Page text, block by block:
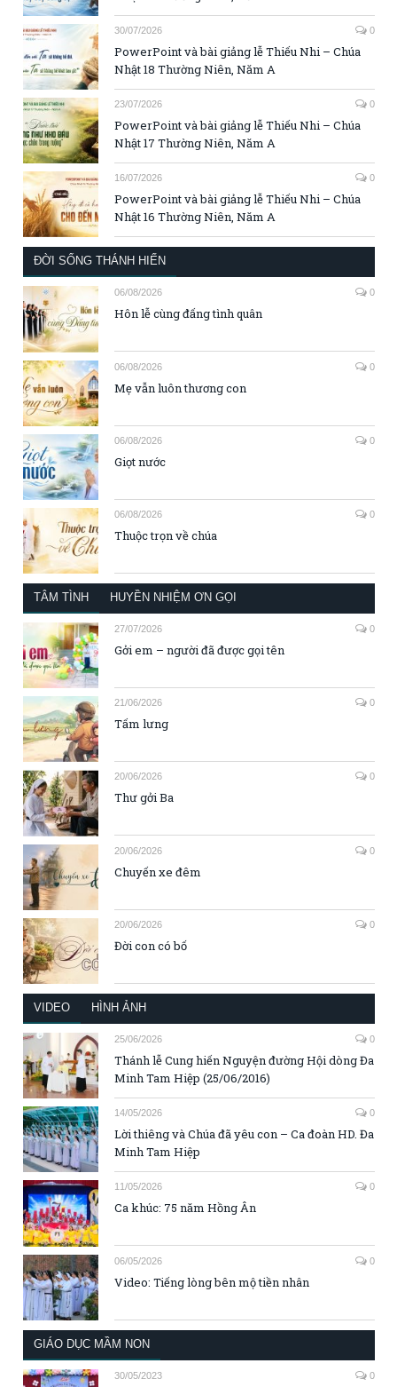
30/07/2026 0
PowerPoint và bài giảng lễ Thiếu Nhi – Chúa
Nhật 18 Thường Niên, Năm A
23/07/2026 0
PowerPoint và bài giảng lễ Thiếu Nhi – Chúa
Nhật 17 Thường Niên, Năm A
16/07/2026 0
PowerPoint và bài giảng lễ Thiếu Nhi – Chúa
Nhật 16 Thường Niên, Năm A
ĐỜI SỐNG THÁNH HIẾN
06/08/2026 0
Hôn lễ cùng đấng tình quân
06/08/2026 0
Mẹ vẫn luôn thương con
06/08/2026 0
Giọt nước
06/08/2026 0
Thuộc trọn về chúa
TÂM TÌNH HUYỀN NHIỆM ƠN GỌI
27/07/2026 0
Gởi em – người đã được gọi tên
21/06/2026 0
Tấm lưng
20/06/2026 0
Thư gởi Ba
20/06/2026 0
Chuyến xe đêm
20/06/2026 0
Đời con có bố
VIDEO HÌNH ẢNH
25/06/2026 0
Thánh lễ Cung hiến Nguyện đường Hội dòng Đa
Minh Tam Hiệp (25/06/2016)
14/05/2026 0
Lời thiêng và Chúa đã yêu con – Ca đoàn HD. Đa
Minh Tam Hiệp
11/05/2026 0
Ca khúc: 75 năm Hồng Ân
06/05/2026 0
Video: Tiếng lòng bên mộ tiền nhân
GIÁO DỤC MẦM NON
30/05/2023 0